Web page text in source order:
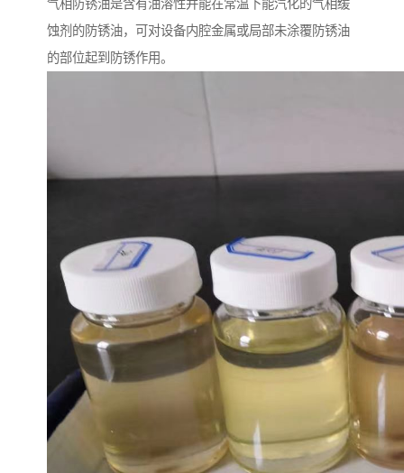
气相防锈油是含有油溶性并能在常温下能汽化的气相缓
蚀剂的防锈油，可对设备内腔金属或局部未涂覆防锈油
的部位起到防锈作用。